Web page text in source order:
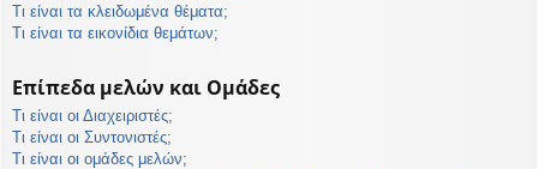
Τι είναι τα κλειδωμένα θέματα;
Τι είναι τα εικονίδια θεμάτων;
Επίπεδα μελών και Ομάδες
Τι είναι οι Διαχειριστές;
Τι είναι οι Συντονιστές;
Τι είναι οι ομάδες μελών;